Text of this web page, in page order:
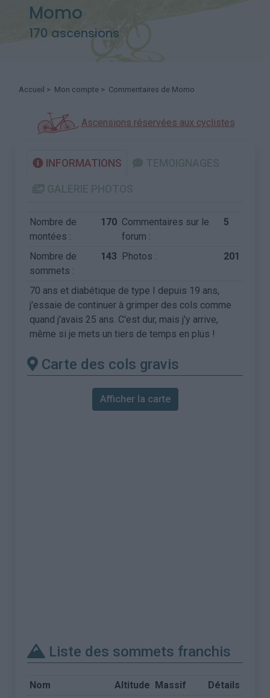
Momo
170 ascensions
Accueil > Mon compte > Commentaires de Momo
Ascensions réservées aux cyclistes
INFORMATIONS
Nombre de
montées :
170 Commentaires sur le
forum :
5
Nombre de
sommets :
143 Photos : 201
70 ans et diabétique de type I depuis 19 ans,
j'essaie de continuer à grimper des cols comme
quand j'avais 25 ans. C'est dur, mais j'y arrive,
même si je mets un tiers de temps en plus !
Carte des cols gravis
Afficher la carte
Liste des sommets franchis
Nom Altitude Massif
Détails